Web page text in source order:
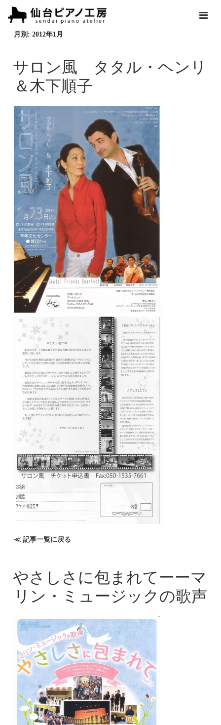
月別: 2012年1月
サロン風 タタル・ヘンリ
＆木下順子
≪ 記事一覧に戻る
やさしさに包まれてーーマ
リン・ミュージックの歌声